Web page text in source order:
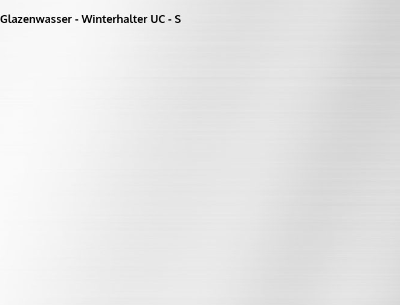
Glazenwasser - Winterhalter UC - S